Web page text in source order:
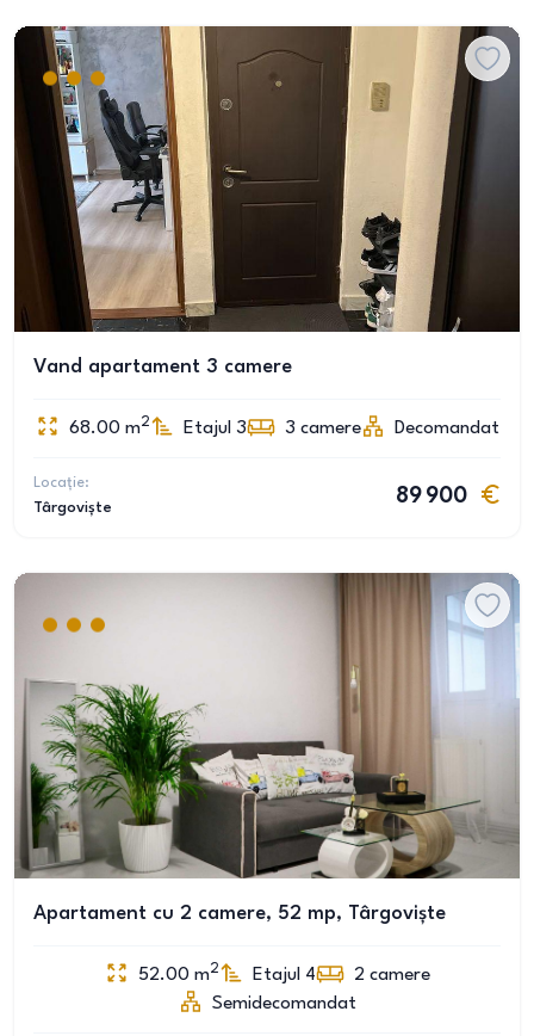
Vand apartament 3 camere
68.00 m2 Etajul 3 3 camere Decomandat
Locație:
Târgoviște
89 900
Apartament cu 2 camere, 52 mp, Târgoviște
52.00 m2 Etajul 4 2 camere
Semidecomandat